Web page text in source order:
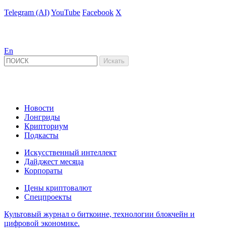
Telegram (AI)YouTube Facebook X
En
Новости
Лонгриды
Крипториум
Подкасты
Искусственный интеллект
Дайджест месяца
Корпораты
Цены криптовалют
Спецпроекты
Культовый журнал о биткоине, технологии блокчейн и
цифровой экономике.